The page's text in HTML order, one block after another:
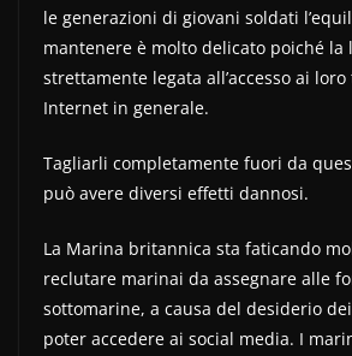
le generazioni di giovani soldati
mantenere è molto delicato poiché la
strettamente legata all’accesso ai
Internet in generale.
Tagliarli completamente fuori da
può avere diversi effetti dannosi.
La Marina britannica sta faticando
reclutare marinai da assegnare alle
sottomarine, a causa del desiderio
poter accedere ai social media. I